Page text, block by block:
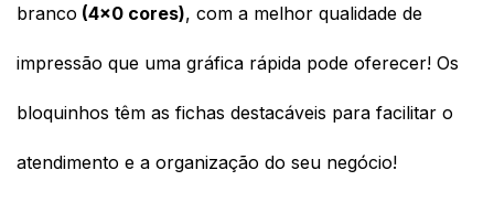
branco (4x0 cores), com a melhor qualidade de
impressão que uma gráfica rápida pode oferecer! Os
bloquinhos têm as fichas destacáveis para facilitar o
atendimento e a organização do seu negócio!